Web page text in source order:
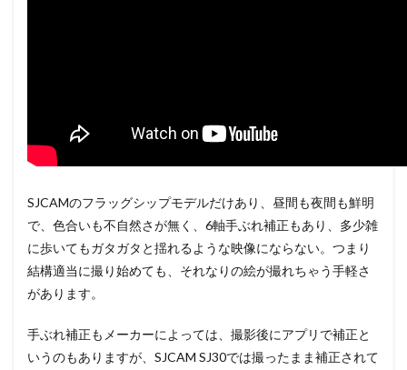
SJCAMのフラッグシップモデルだけあり、昼間も夜間も鮮明
で、色合いも不自然さが無く、6軸手ぶれ補正もあり、多少雑
に歩いてもガタガタと揺れるような映像にならない。つまり
結構適当に撮り始めても、それなりの絵が撮れちゃう手軽さ
があります。
手ぶれ補正もメーカーによっては、撮影後にアプリで補正と
いうのもありますが、SJCAM SJ30では撮ったまま補正されて